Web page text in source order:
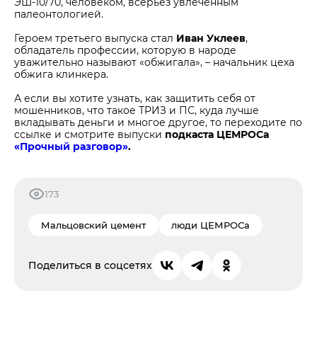
палеонтологией.
Героем третьего выпуска стал Иван Уклеев,
обладатель профессии, которую в народе
уважительно называют «обжигала», – начальник цеха
обжига клинкера.
А если вы хотите узнать, как защитить себя от
мошенников, что такое ТРИЗ и ПС, куда лучше
вкладывать деньги и многое другое, то переходите по
ссылке и смотрите выпуски подкаста ЦЕМРОСа
«Прочный разговор».
173
Мальцовский цемент люди ЦЕМРОСа
Поделиться в соцсетях